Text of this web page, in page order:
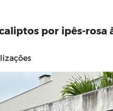
por ipês-rosa